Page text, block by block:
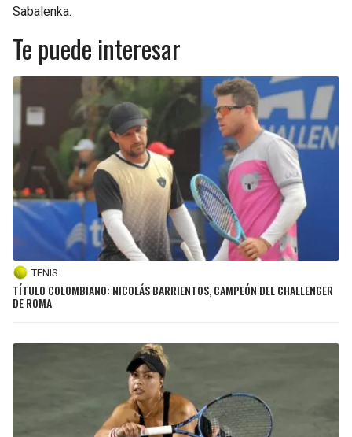
Sabalenka.
Te puede interesar
TENIS
TÍTULO COLOMBIANO: NICOLÁS BARRIENTOS, CAMPEÓN DEL CHALLENGER
DE ROMA